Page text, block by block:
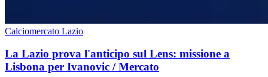
Calciomercato Lazio
La Lazio prova l'anticipo sul Lens: missione a
Lisbona per Ivanovic / Mercato